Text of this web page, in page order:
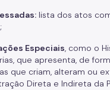
lista dos atos
Especiais, como o
que apresenta, de
que criam, alteram ou
Direta e Indireta da